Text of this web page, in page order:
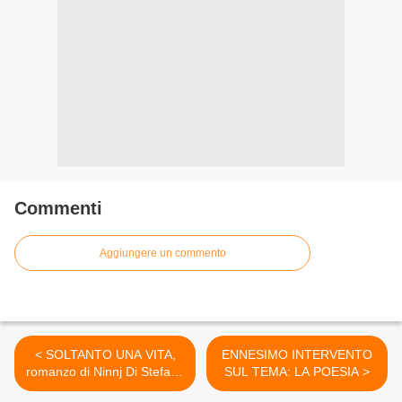
Commenti
Aggiungere un commento
< SOLTANTO UNA VITA,
romanzo di Ninnj Di Stefano
Busà, a cura di carmelo
ENNESIMO INTERVENTO
SUL TEMA: LA POESIA >